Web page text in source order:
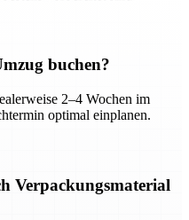
buchen?
2–4 Wochen im
optimal einplanen.
Verpackungsmaterial